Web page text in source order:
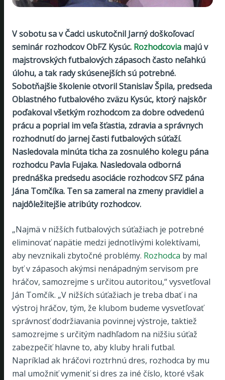
V sobotu sa v Čadci uskutočnil Jarný doškoľovací
seminár rozhodcov ObFZ Kysúc. Rozhodcovia majú v
majstrovských futbalových zápasoch často neľahkú
úlohu, a tak rady skúsenejších sú potrebné.
Sobotňajšie školenie otvoril Stanislav Špila, predseda
Oblastného futbalového zväzu Kysúc, ktorý najskôr
poďakoval všetkým rozhodcom za dobre odvedenú
prácu a poprial im veľa šťastia, zdravia a správnych
rozhodnutí do jarnej časti futbalových súťaží.
Nasledovala minúta ticha za zosnulého kolegu pána
rozhodcu Pavla Fujaka. Nasledovala odborná
prednáška predsedu asociácie rozhodcov SFZ pána
Jána Tomčíka. Ten sa zameral na zmeny pravidiel a
najdôležitejšie atribúty rozhodcov.
„Najmä v nižších futbalových súťažiach je potrebné
eliminovať napätie medzi jednotlivými kolektívami,
aby nevznikali zbytočné problémy. Rozhodca by mal
byť v zápasoch akýmsi nenápadným servisom pre
hráčov, samozrejme s určitou autoritou,“ vysvetľoval
Ján Tomčík. „V nižších súťažiach je treba dbať i na
výstroj hráčov, tým, že klubom budeme vysvetľovať
správnosť dodržiavania povinnej výstroje, taktiež
samozrejme s určitým nadhľadom na nižšiu súťaž
zabezpečiť hlavne to, aby kluby hrali futbal.
Napríklad ak hráčovi roztrhnú dres, rozhodca by mu
mal umožniť vymeniť si dres za iné číslo, ktoré však